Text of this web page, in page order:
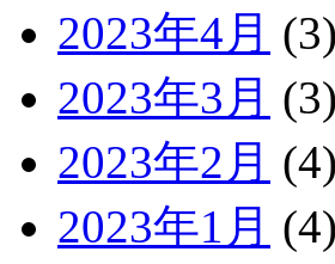
2023年4月 (3)
2023年3月 (3)
2023年2月 (4)
2023年1月 (4)